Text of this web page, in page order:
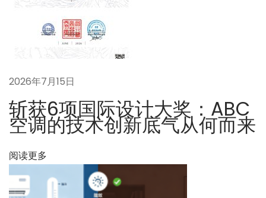
能
比
C
O
）
是
多
2026年7月15日
斩获6项国际设计大奖：ABC
空调的技术创新底气从何而来
阅读更多